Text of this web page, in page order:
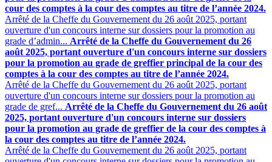
cour des comptes à la cour des comptes au titre de l’année 2024.
Arrêté de la Cheffe du Gouvernement du 26 août 2025, portant
ouverture d'un concours interne sur dossiers pour la promotion au
grade d’admin... Arrêté de la Cheffe du Gouvernement du 26
août 2025, portant ouverture d'un concours interne sur dossiers
pour la promotion au grade de greffier principal de la cour des
comptes à la cour des comptes au titre de l’année 2024.
Arrêté de la Cheffe du Gouvernement du 26 août 2025, portant
ouverture d'un concours interne sur dossiers pour la promotion au
grade de gref... Arrêté de la Cheffe du Gouvernement du 26 août
2025, portant ouverture d'un concours interne sur dossiers
pour la promotion au grade de greffier de la cour des comptes à
la cour des comptes au titre de l’année 2024.
Arrêté de la Cheffe du Gouvernement du 26 août 2025, portant